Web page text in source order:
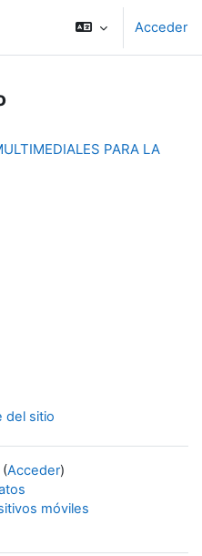
Acceder
PARA LA
del sitio
(Acceder)
móviles